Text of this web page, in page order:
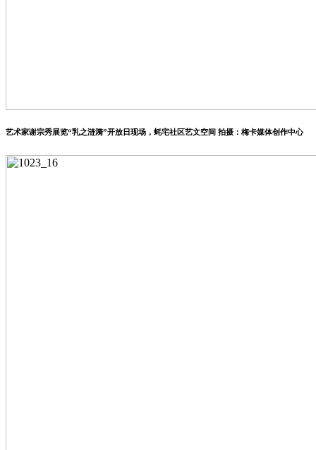
艺术家谢宗秀展览“乳之涟漪”开放日现场，蚝宅社区艺文空间 拍摄：梅卡媒体创作中心